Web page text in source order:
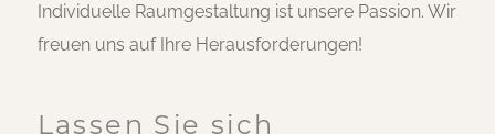
Individuelle Raumgestaltung ist unsere Passion. Wir
freuen uns auf Ihre Herausforderungen!
Lassen Sie sich